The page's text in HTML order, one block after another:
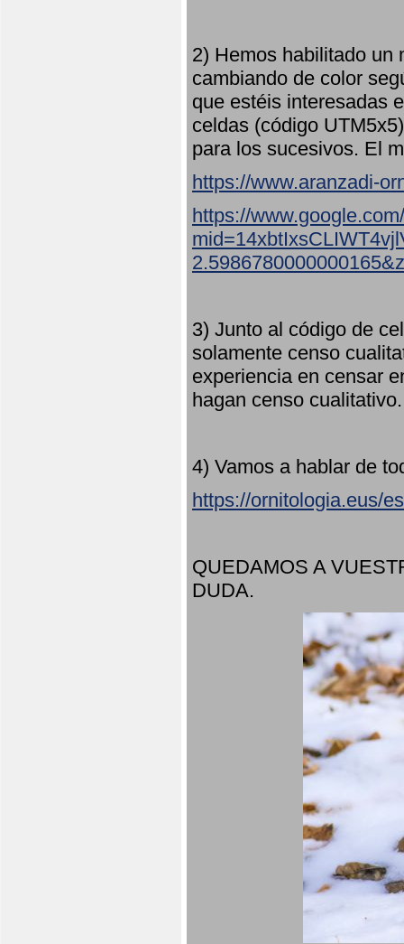
2) Hemos habilitado un
cambiando de color
que estéis interesadas
celdas (código
para los sucesivos. El
https://www.aranzadi-
https://
3) Junto al código de
solamente censo
experiencia en censar
hagan censo
4) Vamos a hablar de
https://ornitologia.eus/
QUEDAMOS A
DUDA.